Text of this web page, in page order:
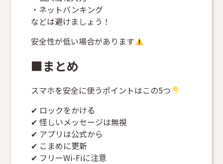
・ネットバンキング
などは避けましょう！
安全性が低い場合があります
■まとめ
スマホを安全に使うポイントはこの5つ
✔ ロックをかける
✔ 怪しいメッセージは無視
✔ アプリは公式から
✔ こまめに更新
✔ フリーWi-Fiに注意